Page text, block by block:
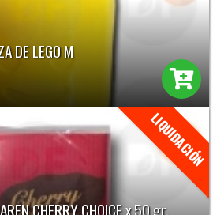
DE LEGO M
CHERRY CHOICE x 50 gr.